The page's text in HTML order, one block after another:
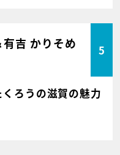
有吉 かりそめ
5
ろうの滋賀の魅力